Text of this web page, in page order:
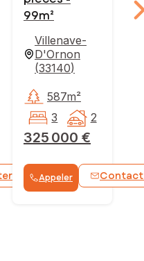
WhatsApp
99m²
Villenave-
D'Ornon
(33140)
325 000 €
587m²
3
2
Appeler